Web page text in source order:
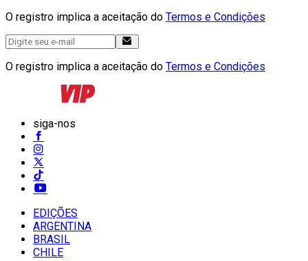
O registro implica a aceitação do Termos e Condições
O registro implica a aceitação do Termos e Condições
siga-nos
EDIÇÕES
ARGENTINA
BRASIL
CHILE